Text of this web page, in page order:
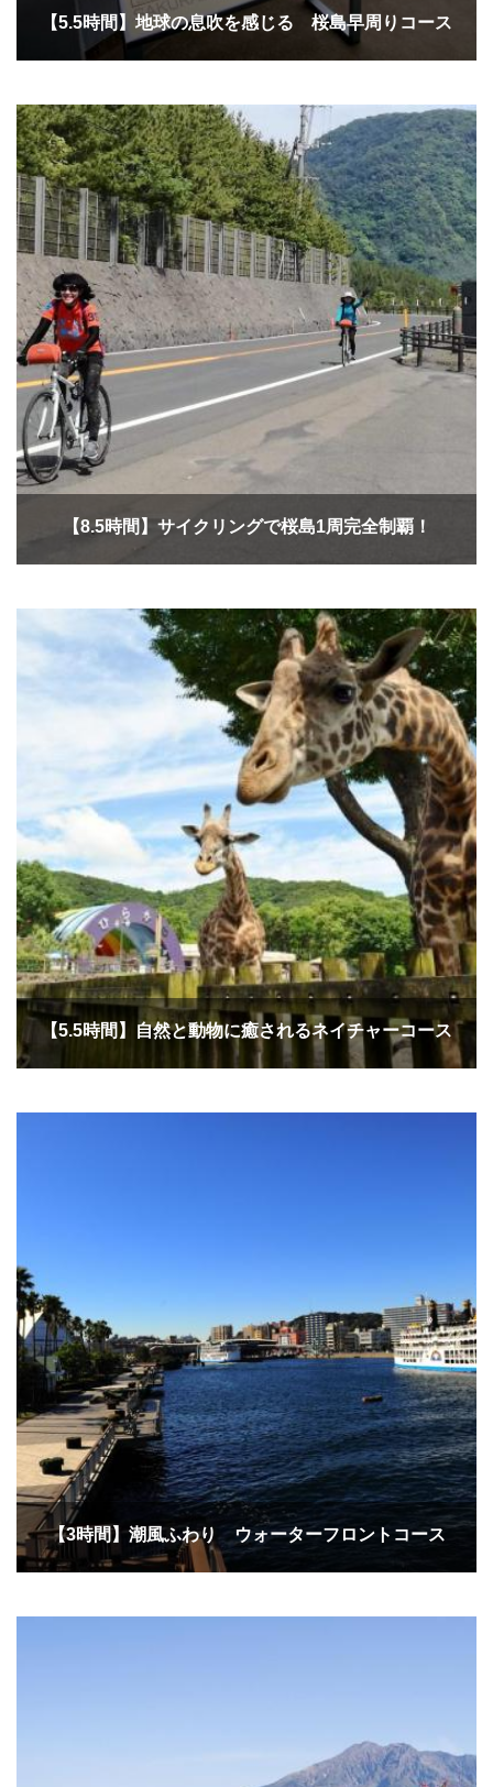
【5.5時間】地球の息吹を感じる 桜島早周りコース
【8.5時間】サイクリングで桜島1周完全制覇！
【5.5時間】自然と動物に癒されるネイチャーコース
【3時間】潮風ふわり ウォーターフロントコース